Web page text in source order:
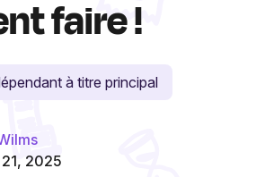
faire !
à titre principal
2025